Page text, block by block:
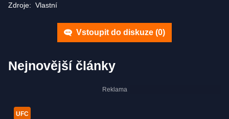
Zdroje: Vlastní
Vstoupit do diskuze (0)
Nejnovější články
UFC